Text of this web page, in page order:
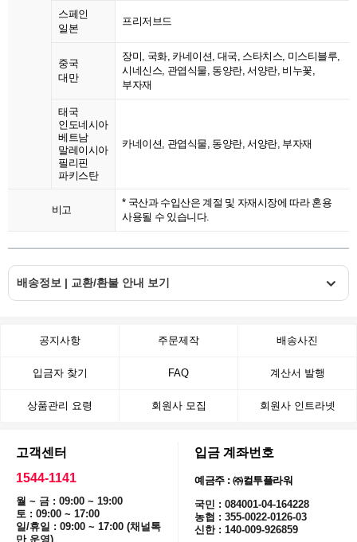
스페인
일본
프리저브드
중국
대만
장미, 국화, 카네이션, 대국, 스타치스, 미스티블루,
시네신스, 관엽식물, 동양란, 서양란, 비누꽃,
부자재
태국
인도네시아
베트남
말레이시아
필리핀
파키스탄
카네이션, 관엽식물, 동양란, 서양란, 부자재
비고
* 국산과 수입산은 계절 및 자재시장에 따라 혼용
사용될 수 있습니다.
배송정보 | 교환/환불 안내 보기
공지사항 주문제작 배송사진
입금자 찾기 FAQ 계산서 발행
상품관리 요령 회원사 모집 회원사 인트라넷
고객센터
1544-1141
월 ~ 금 : 09:00 ~ 19:00
토 : 09:00 ~ 17:00
일/휴일 : 09:00 ~ 17:00 (채널톡
만 운영)
입금 계좌번호
예금주 : ㈜컬투플라워
국민 : 084001-04-164228
농협 : 355-0022-0126-03
신한 : 140-009-926859